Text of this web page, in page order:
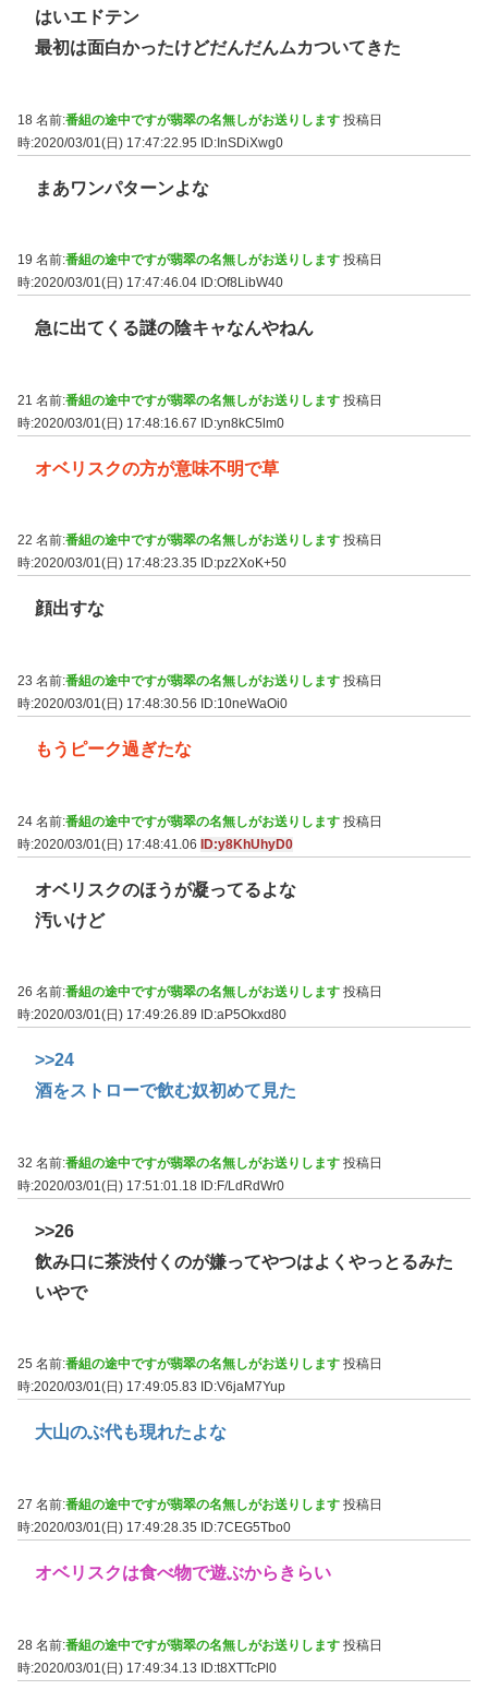
はいエドテン
最初は面白かったけどだんだんムカついてきた
18 名前:番組の途中ですが翡翠の名無しがお送りします 投稿日
時:2020/03/01(日) 17:47:22.95 ID:InSDiXwg0
まあワンパターンよな
19 名前:番組の途中ですが翡翠の名無しがお送りします 投稿日
時:2020/03/01(日) 17:47:46.04 ID:Of8LibW40
急に出てくる謎の陰キャなんやねん
21 名前:番組の途中ですが翡翠の名無しがお送りします 投稿日
時:2020/03/01(日) 17:48:16.67 ID:yn8kC5lm0
オベリスクの方が意味不明で草
22 名前:番組の途中ですが翡翠の名無しがお送りします 投稿日
時:2020/03/01(日) 17:48:23.35
ID:pz2XoK+50
顔出すな
23 名前:番組の途中ですが翡翠の名無しがお送りします 投稿日
時:2020/03/01(日) 17:48:30.56
ID:10neWaOi0
もうピーク過ぎたな
24 名前:番組の途中ですが翡翠の名無しがお送りします 投稿日
時:2020/03/01(日) 17:48:41.06 ID:y8KhUhyD0
オベリスクのほうが凝ってるよな
汚いけど
26 名前:番組の途中ですが翡翠の名無しがお送りします 投稿日
時:2020/03/01(日) 17:49:26.89
ID:aP5Okxd80
>>24
酒をストローで飲む奴初めて見た
32 名前:番組の途中ですが翡翠の名無しがお送りします 投稿日
時:2020/03/01(日) 17:51:01.18 ID:F/LdRdWr0
>>26
飲み口に茶渋付くのが嫌ってやつはよくやっとるみた
いやで
25 名前:番組の途中ですが翡翠の名無しがお送りします 投稿日
時:2020/03/01(日) 17:49:05.83
ID:V6jaM7Yup
大山のぶ代も現れたよな
27 名前:番組の途中ですが翡翠の名無しがお送りします 投稿日
時:2020/03/01(日) 17:49:28.35
ID:7CEG5Tbo0
オベリスクは食べ物で遊ぶからきらい
28 名前:番組の途中ですが翡翠の名無しがお送りします 投稿日
時:2020/03/01(日) 17:49:34.13 ID:t8XTTcPl0